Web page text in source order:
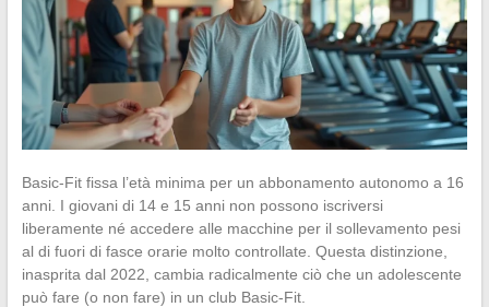
Basic-Fit fissa l’età minima per un abbonamento autonomo a 16
anni. I giovani di 14 e 15 anni non possono iscriversi
liberamente né accedere alle macchine per il sollevamento pesi
al di fuori di fasce orarie molto controllate. Questa distinzione,
inasprita dal 2022, cambia radicalmente ciò che un adolescente
può fare (o non fare) in un club Basic-Fit.